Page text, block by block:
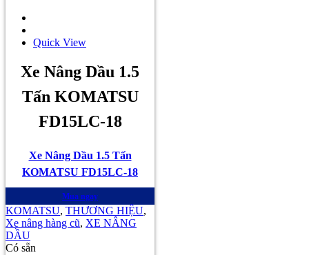
Quick View
Xe Nâng Dầu 1.5
Tấn KOMATSU
FD15LC-18
Xe Nâng Dầu 1.5 Tấn
KOMATSU FD15LC-18
Mua ngay
KOMATSU, THƯƠNG HIỆU,
Xe nâng hàng cũ, XE NÂNG
DẦU
Có sẵn